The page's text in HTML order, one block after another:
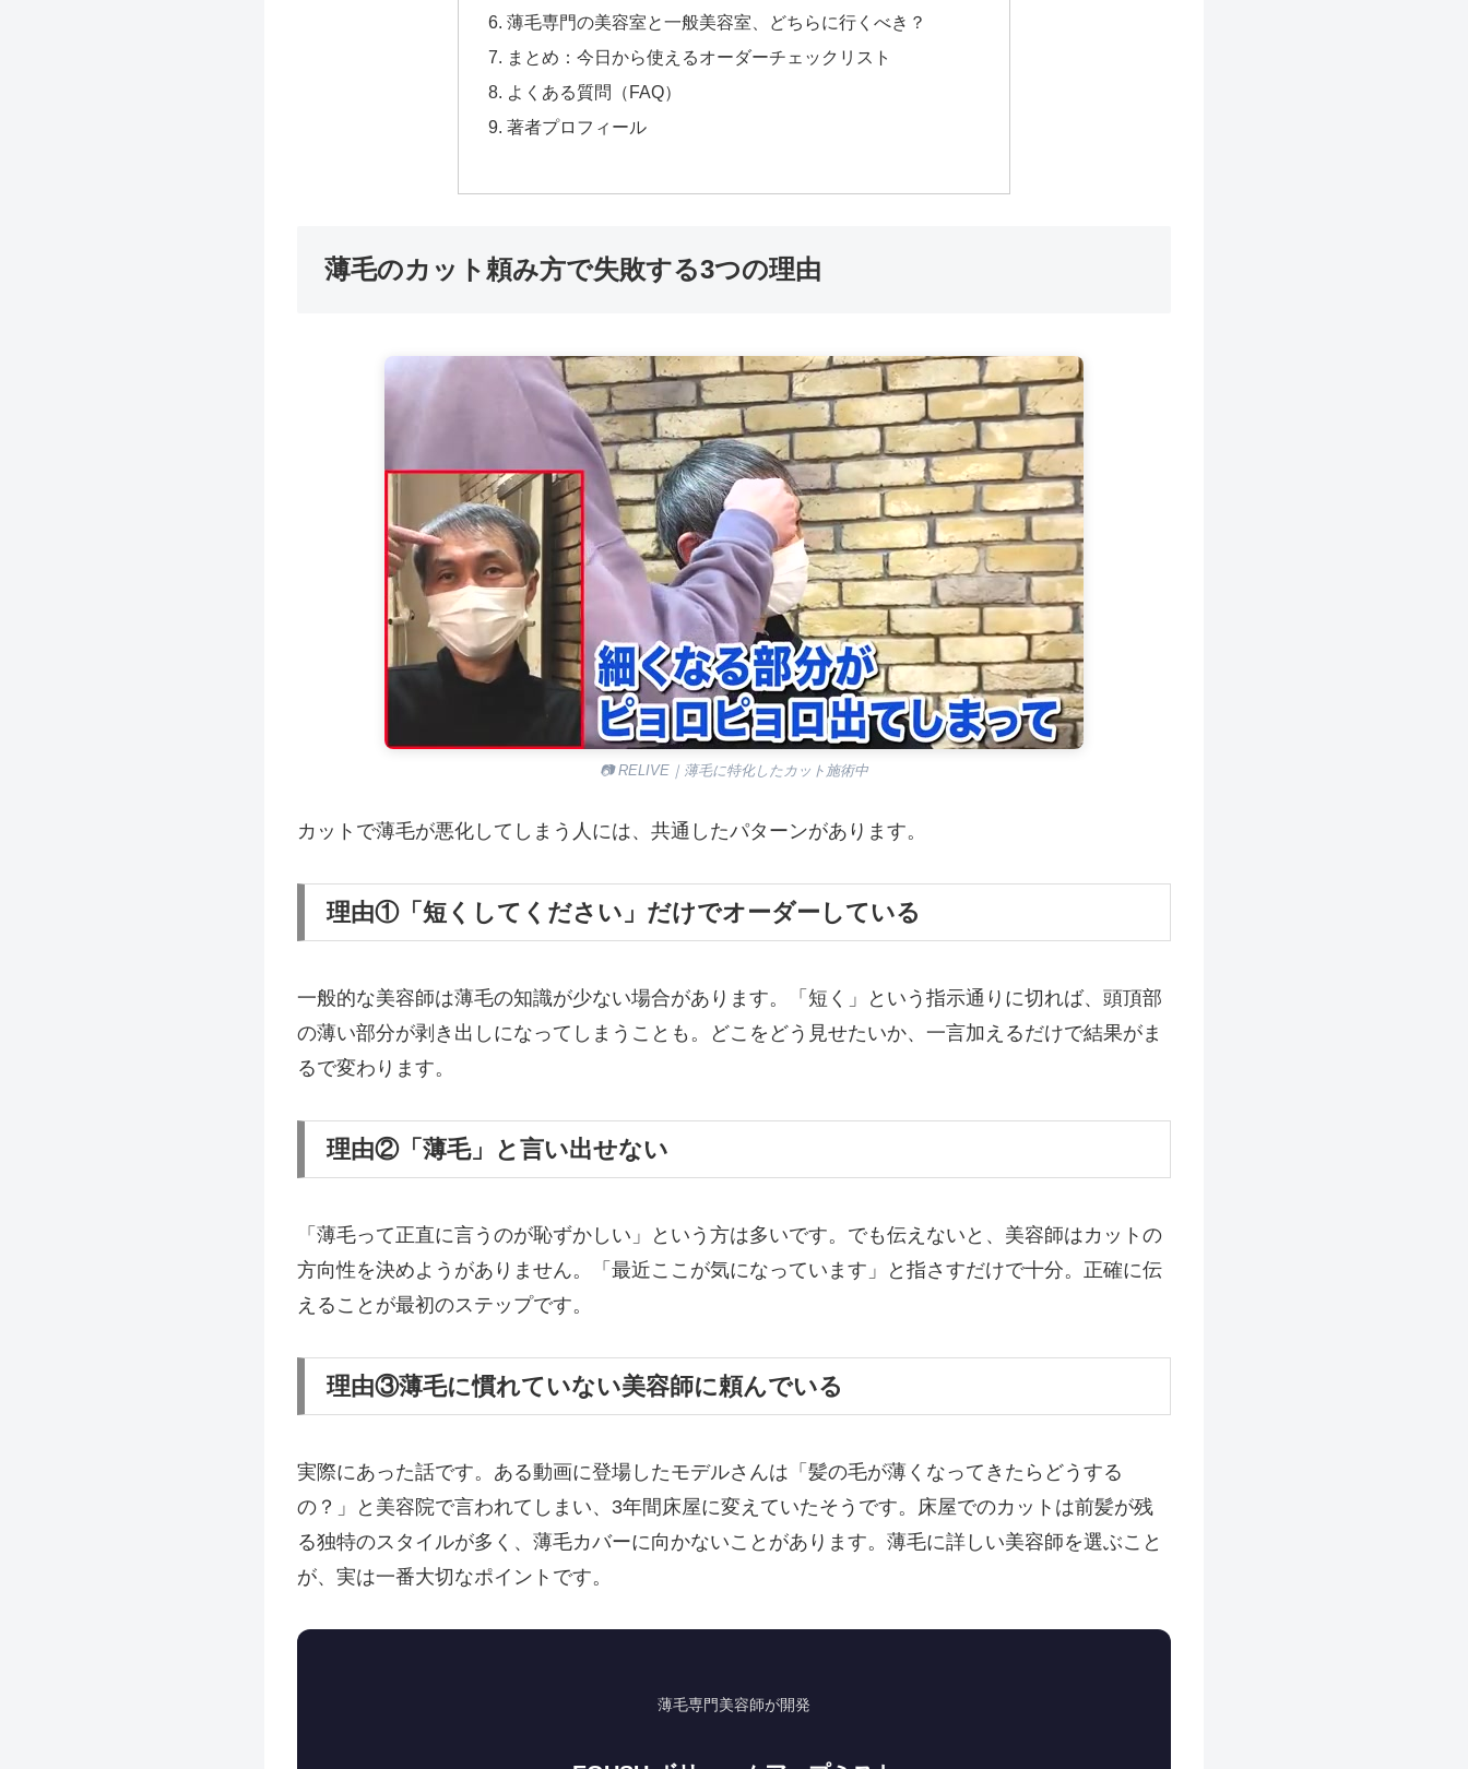
薄毛専門の美容室と一般美容室、どちらに行くべき？
まとめ：今日から使えるオーダーチェックリスト
よくある質問（FAQ）
著者プロフィール
薄毛のカット頼み方で失敗する3つの理由
📷 RELIVE｜薄毛に特化したカット施術中
カットで薄毛が悪化してしまう人には、共通したパターンがあります。
理由①「短くしてください」だけでオーダーしている
一般的な美容師は薄毛の知識が少ない場合があります。「短く」という指示通りに切れば、頭頂部
の薄い部分が剥き出しになってしまうことも。どこをどう見せたいか、一言加えるだけで結果がま
るで変わります。
理由②「薄毛」と言い出せない
「薄毛って正直に言うのが恥ずかしい」という方は多いです。でも伝えないと、美容師はカットの
方向性を決めようがありません。「最近ここが気になっています」と指さすだけで十分。正確に伝
えることが最初のステップです。
理由③薄毛に慣れていない美容師に頼んでいる
実際にあった話です。ある動画に登場したモデルさんは「髪の毛が薄くなってきたらどうする
の？」と美容院で言われてしまい、3年間床屋に変えていたそうです。床屋でのカットは前髪が残
る独特のスタイルが多く、薄毛カバーに向かないことがあります。薄毛に詳しい美容師を選ぶこと
が、実は一番大切なポイントです。
薄毛専門美容師が開発